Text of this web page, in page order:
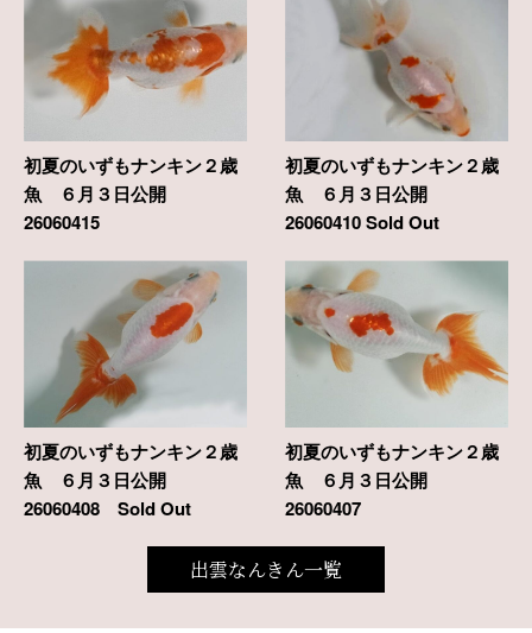
初夏のいずもナンキン２歳
魚 ６月３日公開
26060415
初夏のいずもナンキン２歳
魚 ６月３日公開
26060410 Sold Out
初夏のいずもナンキン２歳
魚 ６月３日公開
26060408 Sold Out
初夏のいずもナンキン２歳
魚 ６月３日公開
26060407
出雲なんきん一覧